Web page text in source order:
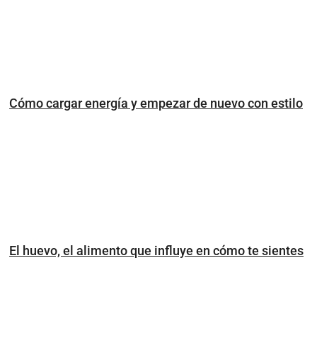
Cómo cargar energía y empezar de nuevo con estilo
El huevo, el alimento que influye en cómo te sientes